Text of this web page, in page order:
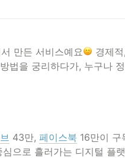
만든 서비스예요
경제
법을 궁리하다가, 누구나
43만, 페이스북 16만이 구
으로 흘러가는 디지털 플